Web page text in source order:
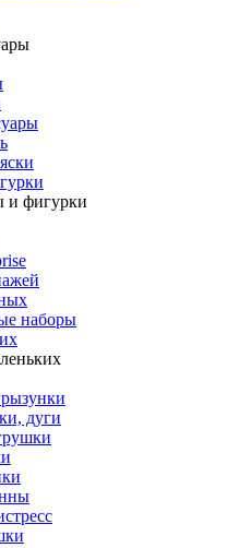
и фигурки
наборы
дуги